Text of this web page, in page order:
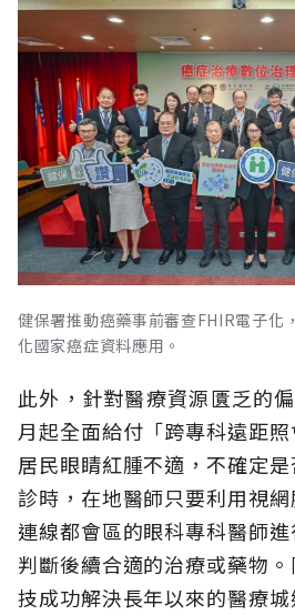
健保署推動癌藥事前審查FHIR電子化
化國家癌症資料應用。
此外，針對醫療資源匱乏的
月起全面給付「跨專科遠距
居民眼睛紅腫不適，不確定
診時，在地醫師只要利用視
連線都會區的眼科專科醫師
判斷後續合適的治療或藥物
技成功解決長年以來的醫療